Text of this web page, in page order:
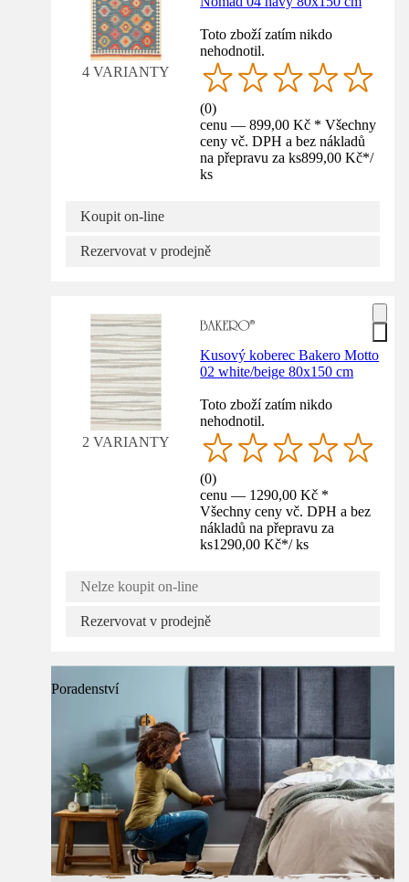
4 VARIANTY
Toto zboží zatím nikdo
nehodnotil.
(0)
cenu — 899,00 Kč * Všechny
ceny vč. DPH a bez nákladů
na přepravu za ks899,00 Kč*/
ks
Koupit on-line
Rezervovat v prodejně
2 VARIANTY
Kusový koberec Bakero Motto
02 white/beige 80x150 cm
Toto zboží zatím nikdo
nehodnotil.
(0)
cenu — 1290,00 Kč *
Všechny ceny vč. DPH a bez
nákladů na přepravu za
ks1290,00 Kč*/ ks
Nelze koupit on-line
Rezervovat v prodejně
Poradenství